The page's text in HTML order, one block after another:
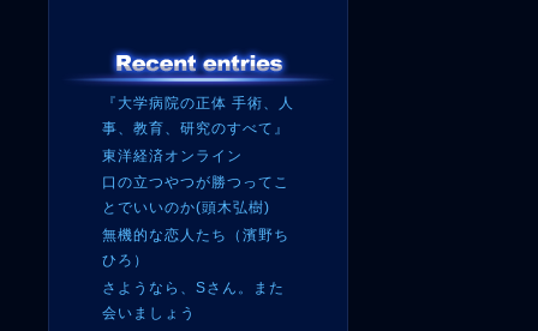
『大学病院の正体 手術、人
事、教育、研究のすべて』
東洋経済オンライン
口の立つやつが勝つってこ
とでいいのか(頭木弘樹)
無機的な恋人たち（濱野ち
ひろ）
さようなら、Sさん。また
会いましょう